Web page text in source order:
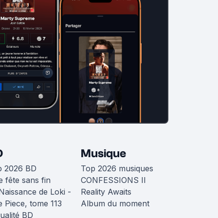
2026 BD
fête sans fin
de Loki -
Piece, tome 113
BD
Musique
Top 2026 musiques
CONFESSIONS II
Reality Awaits
Album du moment